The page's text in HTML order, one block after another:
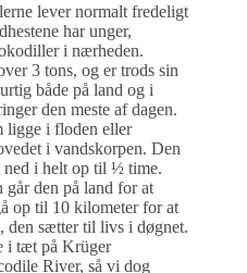
lever normalt fredeligt
har unger,
i nærheden.
3 tons, og er trods sin
både på land og i
den meste af dagen.
ligge i floden eller
i vandskorpen. Den
i helt op til ½ time.
går den på land for at
op til 10 kilometer for at
den sætter til livs i døgnet.
i tæt på Krüger
River, så vi dog